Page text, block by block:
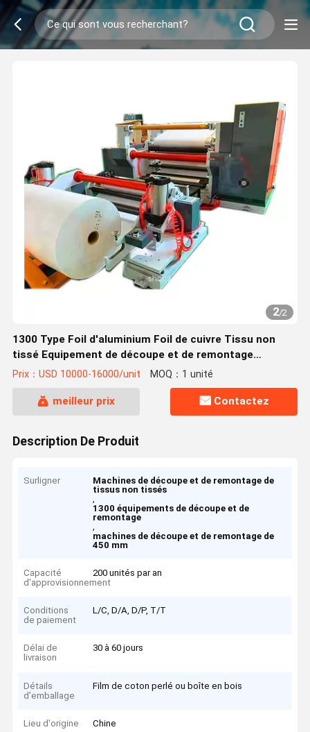
2/2
1300 Type Foil d'aluminium Foil de cuivre Tissu non
tissé Equipement de découpe et de remontage
Machine de découpe longitudinale
Prix：USD 10000-16000/unit MOQ：1 unité
meilleur prix Contactez
Description De Produit
Surligner
Machines de découpe et de remontage de
tissus non tissés
,
1300 équipements de découpe et de
remontage
,
machines de découpe et de remontage de
450 mm
Capacité
d'approvisionnement
200 unités par an
Conditions
de paiement
L/C, D/A, D/P, T/T
Délai de
livraison
30 à 60 jours
Détails
d'emballage
Film de coton perlé ou boîte en bois
Lieu d'origine Chine